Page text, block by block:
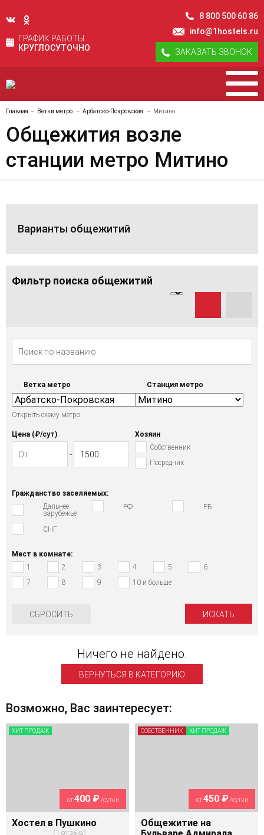
ГРАФИК РАБОТЫ:
КРУГЛОСУТОЧНО
8 800 500 60 86
info@1hostels.ru
ЗАКАЗАТЬ ЗВОНОК
Главная Ветки метро Арбатско-Покровская Митино
Общежития возле
станции метро Митино
Варианты общежитий
Фильтр поиска общежитий
Ветка метро
Открыть схему метро
Станция метро
Цена (₽/cут)
Хозяин
Собственник
Посредник
Гражданство заселяемых:
Дальнее
зарубежье
РФ РБ
СНГ
Мест в комнате:
1
2 3 4 5
6
7
8 9 10 и больше
СБРОСИТЬ
Ничего не найдено.
ВЕРНУТЬСЯ В КАТЕГОРИЮ
Возможно, Вас заинтересует:
от400 ₽/сутки
Хостел в Пушкино
1 отзыв
ХИТ ПРОДАЖ
от450 ₽/сутки
Общежитие на
СОБСТВЕННИК ХИТ ПРОДАЖ